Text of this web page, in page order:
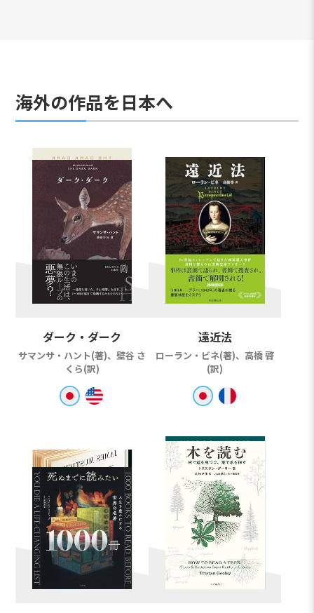
海外の作品を日本へ
ダーク・ダーク
サマンサ・ハント(著)、壁谷 さ
くら(訳)
遠近法
ローラン・ビネ(著)、高橋 啓
(訳)